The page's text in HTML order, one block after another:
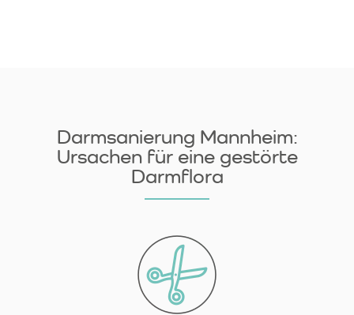
Darmsanierung Mannheim:
Ursachen für eine gestörte
Darmflora